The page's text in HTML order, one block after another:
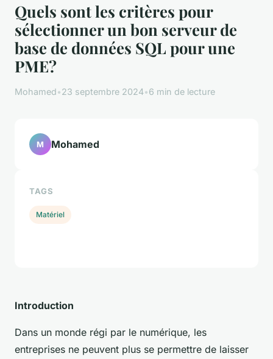
Quels sont les critères pour
sélectionner un bon serveur de
base de données SQL pour une
PME?
Mohamed•23 septembre 2024•6 min de lecture
Introduction
Dans un monde régi par le numérique, les
entreprises ne peuvent plus se permettre de laisser
M Mohamed
TAGS
Matériel